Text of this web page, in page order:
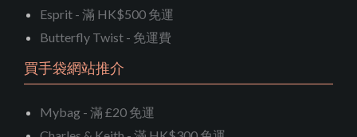
Esprit - 滿 HK$500 免運
Butterfly Twist - 免運費
買手袋網站推介
Mybag - 滿 £20 免運